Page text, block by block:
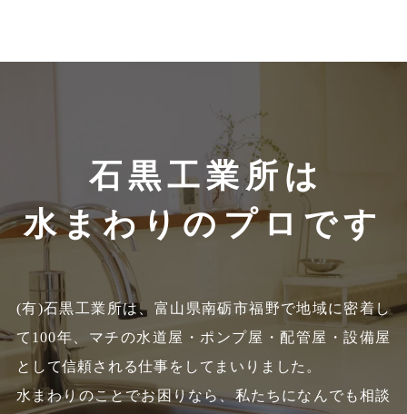
石黒工業所は
水まわりのプロです
(有)石黒工業所は、富山県南砺市福野で地域に密着し
て100年、 マチの水道屋・ポンプ屋・配管屋・設備屋
として信頼される仕事をしてまいりました。
水まわりのことでお困りなら、私たちになんでも相談